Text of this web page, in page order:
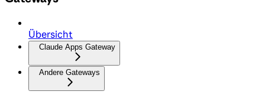
Übersicht
Claude Apps Gateway
Andere Gateways